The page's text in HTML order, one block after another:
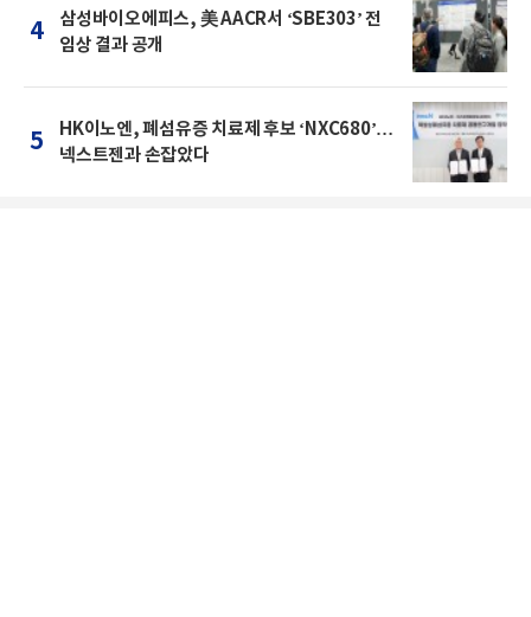
4
삼성바이오에피스, 美 AACR서 ‘SBE303’ 전
임상 결과 공개
5
HK이노엔, 폐섬유증 치료제 후보 ‘NXC680’…
넥스트젠과 손잡았다